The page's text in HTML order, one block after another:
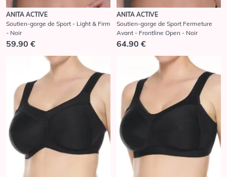
ANITA ACTIVE
Soutien-gorge de Sport - Light & Firm
- Noir
59.90 €
ANITA ACTIVE
Soutien-gorge de Sport Fermeture
Avant - Frontline Open - Noir
64.90 €